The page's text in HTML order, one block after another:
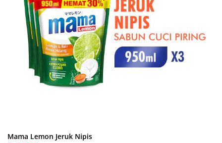
Mama Lemon Jeruk Nipis